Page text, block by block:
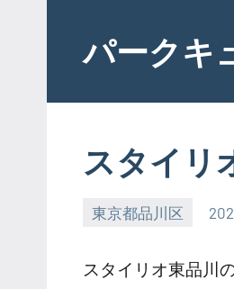
contentパークキ
スタイリ
東京都品川区
スタイリオ東品川